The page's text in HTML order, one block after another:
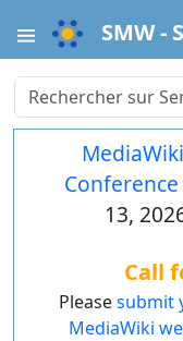
SMW -
13,
Call
Pleasesubmit
MediaWiki